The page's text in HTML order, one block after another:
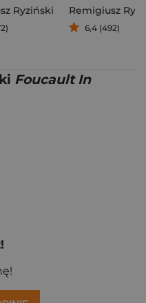
Ryziński
Remigiusz
6,4 (492)
Foucault In